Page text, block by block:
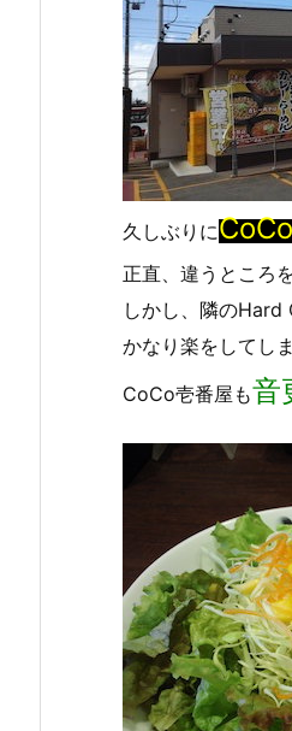
久しぶりに
正直、違うところ
しかし、隣のHard
かなり楽をしてし
CoCo壱番屋も音